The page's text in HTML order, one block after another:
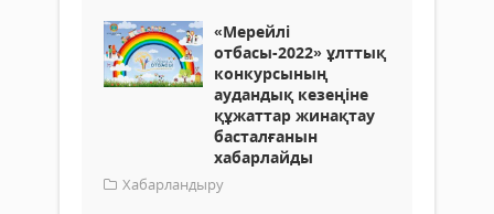
«Мерейлі
отбасы-2022» ұлттық
конкурсының
аудандық кезеңіне
құжаттар жинақтау
басталғанын
хабарлайды
Хабарландыру